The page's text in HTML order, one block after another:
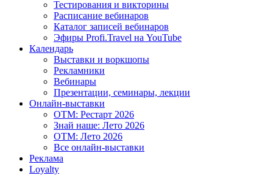
Тестирования и викторины
Расписание вебинаров
Каталог записей вебинаров
Эфиры Profi.Travel на YouTube
Календарь
Выставки и воркшопы
Рекламники
Вебинары
Презентации, семинары, лекции
Онлайн-выставки
OTM: Рестарт 2026
Знай наше: Лето 2026
OTM: Лето 2026
Все онлайн-выставки
Реклама
Loyalty